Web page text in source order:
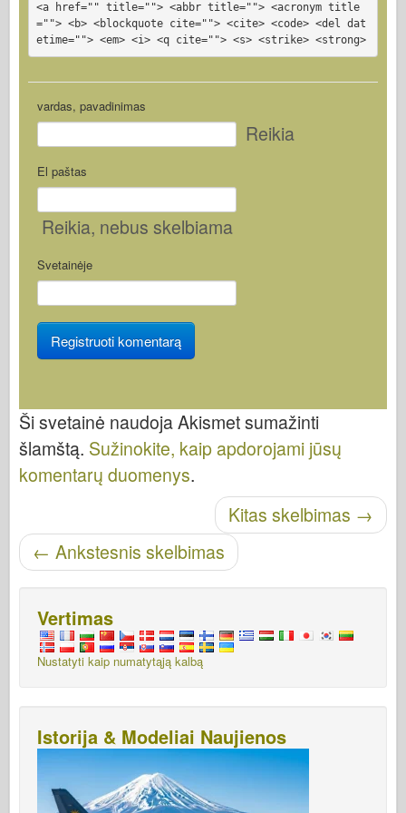
<a href="" title=""> <abbr title=""> <acronym title
=""> <b> <blockquote cite=""> <cite> <code> <del dat
etime=""> <em> <i> <q cite=""> <s> <strike> <strong>
vardas, pavadinimas
Reikia
El paštas
Reikia, nebus skelbiama
Svetainėje
Ši svetainė naudoja Akismet sumažinti
šlamštą. Sužinokite, kaip apdorojami jūsų
komentarų duomenys.
Kitas skelbimas →
← Ankstesnis skelbimas
Vertimas
Nustatyti kaip numatytąją kalbą
Istorija & Modeliai Naujienos